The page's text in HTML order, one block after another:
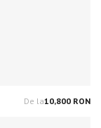
De la10,800 RON